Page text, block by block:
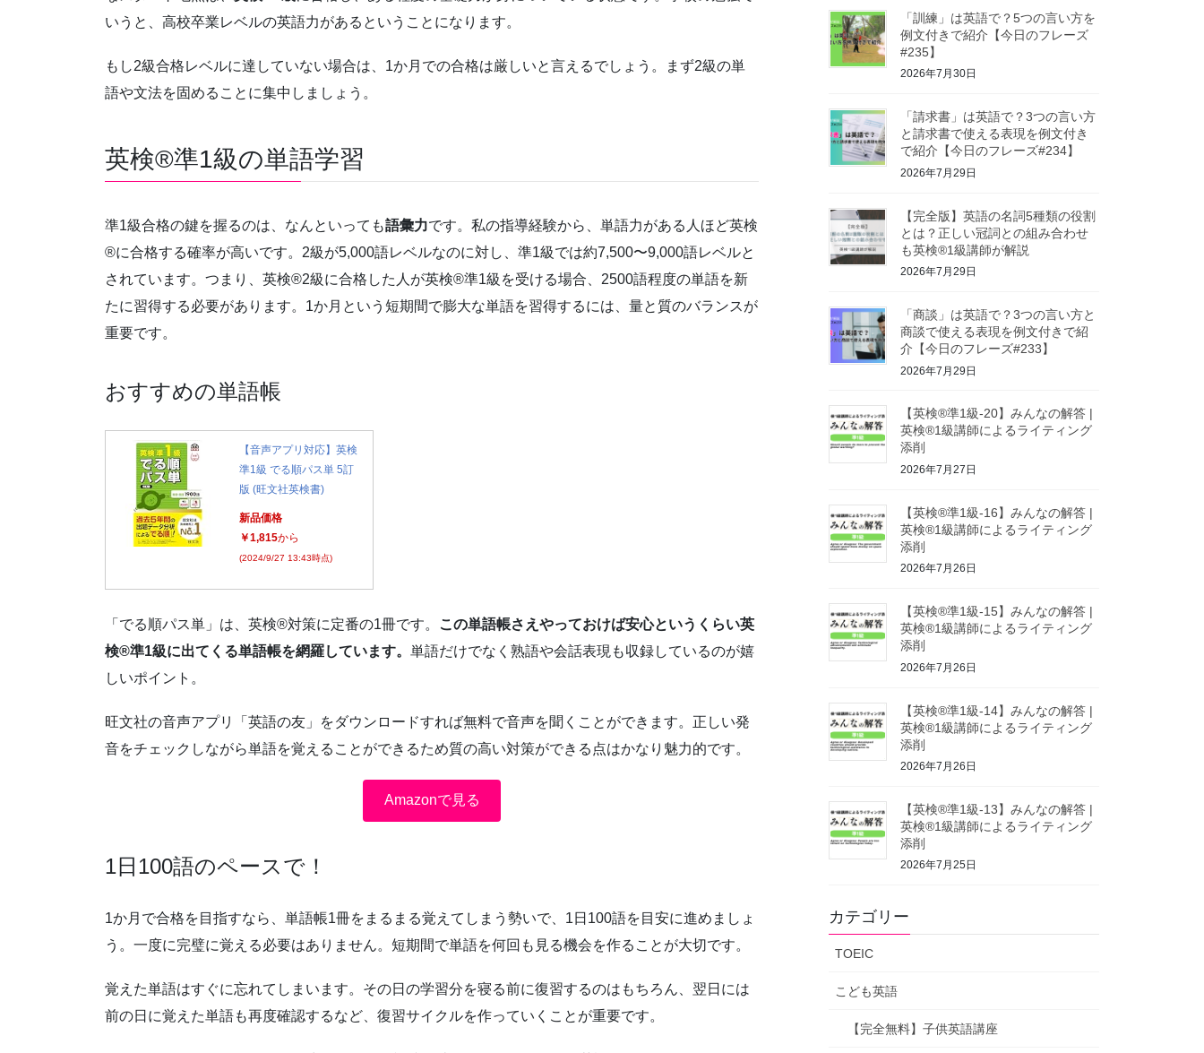
いうと、高校卒業レベルの英語力があるということになります。
もし2級合格レベルに達していない場合は、1か月での合格は厳しいと言えるでしょう。まず2級の単
語や文法を固めることに集中しましょう。
英検®準1級の単語学習
準1級合格の鍵を握るのは、なんといっても語彙力です。私の指導経験から、単語力がある人ほど英検
®に合格する確率が高いです。2級が5,000語レベルなのに対し、準1級では約7,500〜9,000語レベルと
されています。つまり、英検®2級に合格した人が英検®準1級を受ける場合、2500語程度の単語を新
たに習得する必要があります。1か月という短期間で膨大な単語を習得するには、量と質のバランスが
重要です。
おすすめの単語帳
【音声アプリ対応】英検
準1級 でる順パス単 5訂
版 (旺文社英検書)
新品価格
￥1,815から
(2024/9/27 13:43時点)
「でる順パス単」は、英検®対策に定番の1冊です。
この単語帳さえやっておけば安心というくらい英
検®準1級に出てくる単語帳を網羅しています。 単語だけでなく熟語や会話表現も収録しているのが嬉
しいポイント。
旺文社の音声アプリ「英語の友」をダウンロードすれば無料で音声を聞くことができます。正しい発
音をチェックしながら単語を覚えることができるため質の高い対策ができる点はかなり魅力的です。
Amazonで見る
1日100語のペースで！
1か月で合格を目指すなら、単語帳1冊をまるまる覚えてしまう勢いで、1日100語を目安に進めましょ
う。一度に完璧に覚える必要はありません。短期間で単語を何回も見る機会を作ることが大切です。
覚えた単語はすぐに忘れてしまいます。その日の学習分を寝る前に復習するのはもちろん、翌日には
前の日に覚えた単語も再度確認するなど、復習サイクルを作っていくことが重要です。
「訓練」は英語で？5つの言い方を
例文付きで紹介【今日のフレーズ
#235】
2026年7月30日
「請求書」は英語で？3つの言い方
と請求書で使える表現を例文付き
で紹介【今日のフレーズ#234】
2026年7月29日
【完全版】英語の名詞5種類の役割
とは？正しい冠詞との組み合わせ
も英検®1級講師が解説
2026年7月29日
「商談」は英語で？3つの言い方と
商談で使える表現を例文付きで紹
介【今日のフレーズ#233】
2026年7月29日
【英検®準1級-20】みんなの解答 |
英検®1級講師によるライティング
添削
2026年7月27日
【英検®準1級-16】みんなの解答 |
英検®1級講師によるライティング
添削
2026年7月26日
【英検®準1級-15】みんなの解答 |
英検®1級講師によるライティング
添削
2026年7月26日
【英検®準1級-14】みんなの解答 |
英検®1級講師によるライティング
添削
2026年7月26日
【英検®準1級-13】みんなの解答 |
英検®1級講師によるライティング
添削
2026年7月25日
カテゴリー
TOEIC
こども英語
【完全無料】子供英語講座